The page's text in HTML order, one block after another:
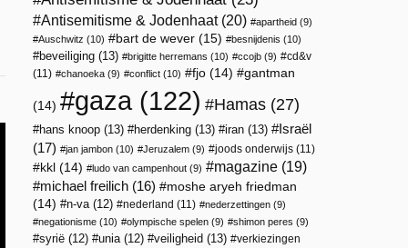
Antisemitisme & Jodenhaat(20) apartheid (9)
Auschwitz (10) bart de wever (15) besnijdenis (10)
beveiliging (13) brigitte herremans (10) ccojb (9)
cd&v
(11)
chanoeka (9) conflict (10) fjo (14) gantman
(14) gaza(122) Hamas (27)
hans knoop (13) herdenking (13) iran (13)
Israël
(17)
jan jambon (10) Jeruzalem (9) joods onderwijs (11)
kkl (14) ludo van campenhout (9) magazine (19)
michael freilich (16)
moshe aryeh friedman
(14)
n-va(12) nederland (11) nederzettingen (9)
negationisme (10) olympische spelen (9) shimon peres (9)
syrië (12) unia(12) veiligheid (13)
verkiezingen